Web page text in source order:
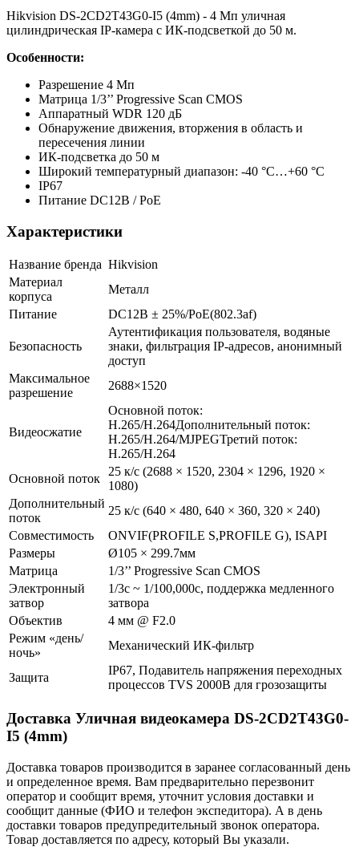
Hikvision DS-2CD2T43G0-I5 (4mm) - 4 Мп уличная
цилиндрическая IP-камера с ИК-подсветкой до 50 м.
Особенности:
Разрешение 4 Мп
Матрица 1/3’’ Progressive Scan CMOS
Аппаратный WDR 120 дБ
Обнаружение движения, вторжения в область и
пересечения линии
ИК-подсветка до 50 м
Широкий температурный диапазон: -40 °C…+60 °C
IP67
Питание DC12В / PoE
Характеристики
Название бренда Hikvision
Материал
корпуса
Металл
Питание
DC12В ± 25%/PoE(802.3af)
Безопасность
Аутентификация пользователя, водяные
знаки, фильтрация IP-адресов, анонимный
доступ
Максимальное
разрешение
2688×1520
Видеосжатие
Основной поток:
H.265/H.264Дополнительный поток:
H.265/H.264/MJPEGТретий поток:
H.265/H.264
Основной поток
25 к/с (2688 × 1520, 2304 × 1296, 1920 ×
1080)
Дополнительный
поток
25 к/с (640 × 480, 640 × 360, 320 × 240)
Совместимость
ONVIF(PROFILE S,PROFILE G), ISAPI
Размеры
Ø105 × 299.7мм
Матрица
1/3’’ Progressive Scan CMOS
Электронный
затвор
1/3с ~ 1/100,000с, поддержка медленного
затвора
Объектив
4 мм @ F2.0
Режим «день/
ночь»
Механический ИК-фильтр
Защита
IP67, Подавитель напряжения переходных
процессов TVS 2000В для грозозащиты
Доставка Уличная видеокамера DS-2CD2T43G0-
I5 (4mm)
Доставка товаров производится в заранее согласованный день
и определенное время. Вам предварительно перезвонит
оператор и сообщит время, уточнит условия доставки и
сообщит данные (ФИО и телефон экспедитора). А в день
доставки товаров предупредительный звонок оператора.
Товар доставляется по адресу, который Вы указали.